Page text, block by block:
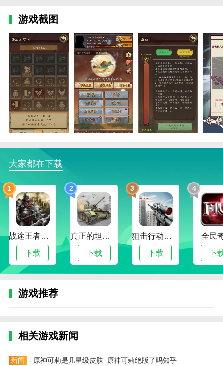
2。绚丽的民族风光，优美的背景音乐，让你更好的沉
3。会带来极好的享受和意想不到的惊喜。
4。这些都是可以积累的，你可以自由驾驭整体天道。
一切都在你手中改变。
天道：只手遮天官方正版游戏点评
"天道：只手遮天"是一款非常独特的战略冒险游戏。其
精致的画质、多样的玩法和策略游戏体验都让玩家爱不
不能错过。
本网站为您提供天道：只手遮天官方正版手游。欢迎记
住本网站的网址。这个网站是你下载安卓手机app的最
佳网站！
游戏截图
大家都在下载
1
战途王者最新版
下载
2
真正的坦克大战
下载
3
狙击行动代号猎鹰
下载
4
全民
下
游戏推荐
相关游戏新闻
新闻 原神可莉是几星级皮肤_原神可莉绝版了吗知乎